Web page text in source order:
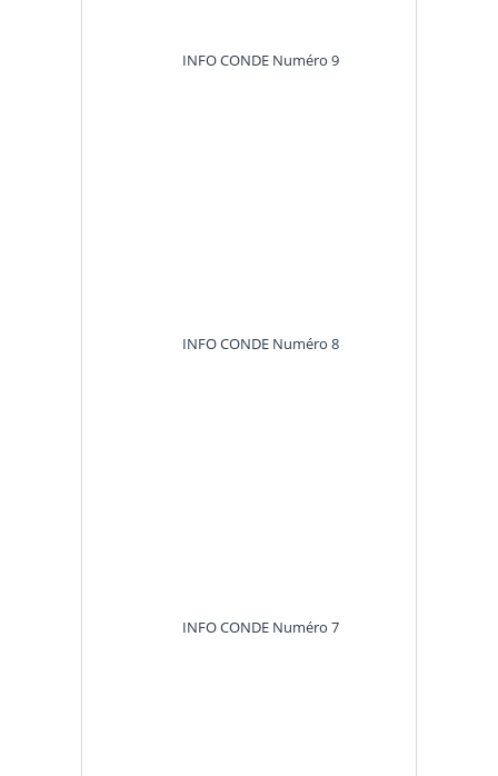
INFO CONDE Numéro 9
INFO CONDE Numéro 8
INFO CONDE Numéro 7